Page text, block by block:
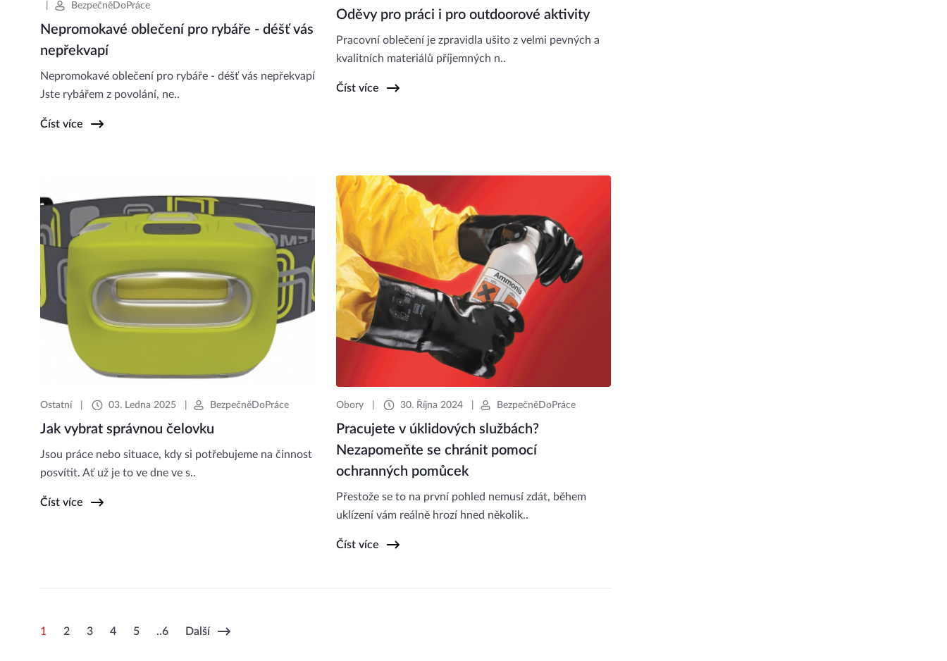
BezpečněDoPráce
Nepromokavé oblečení pro rybáře - déšť vás
nepřekvapí
Nepromokavé oblečení pro rybáře - déšť vás nepřekvapí
Jste rybářem z povolání, ne..
Číst více
Oděvy pro práci i pro outdoorové aktivity
Pracovní oblečení je zpravidla ušito z velmi pevných a
kvalitních materiálů příjemných n..
Číst více
Ostatní 03. Ledna 2025 BezpečněDoPráce
Jak vybrat správnou čelovku
Jsou práce nebo situace, kdy si potřebujeme na činnost
posvítit. Ať už je to ve dne ve s..
Číst více
Obory 30. Října 2024 BezpečněDoPráce
Pracujete v úklidových službách?
Nezapomeňte se chránit pomocí
ochranných pomůcek
Přestože se to na první pohled nemusí zdát, během
uklízení vám reálně hrozí hned několik..
Číst více
1 2 3 4 5 ..6 Další